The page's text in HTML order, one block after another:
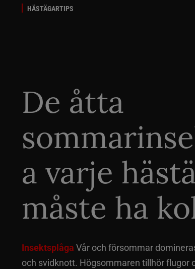
HÄSTÄGARTIPS
De åtta
a varje
måste ha
Insektsplåga Vår och försommar
och svidknott. Högsommaren tillhör flugor